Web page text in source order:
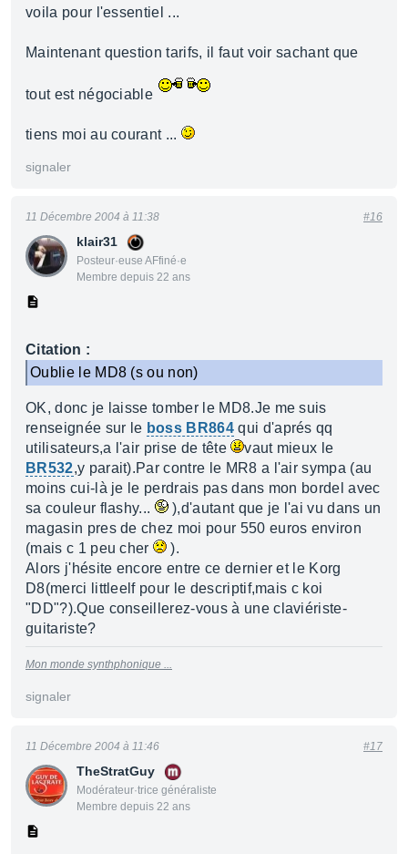
voila pour l'essentiel ...
Maintenant question tarifs, il faut voir sachant que
tout est négociable
tiens moi au courant ...
signaler
klair31
Posteur·euse AFfiné·e
Membre depuis 22 ans
11 Décembre 2004 à 11:38 #16
Citation :
Oublie le MD8 (s ou non)
OK, donc je laisse tomber le MD8.Je me suis
renseignée sur le boss BR864qui d'aprés qq
utilisateurs,a l'air prise de tête
vaut mieux le
BR532,y parait).Par contre le MR8 a l'air sympa (au
moins cui-là je le perdrais pas dans mon bordel avec
sa couleur flashy...
),d'autant que je l'ai vu dans un
magasin pres de chez moi pour 550 euros environ
(mais c 1 peu cher
).
Alors j'hésite encore entre ce dernier et le Korg
D8(merci littleelf pour le descriptif,mais c koi
"DD"?).Que conseillerez-vous à une claviériste-
guitariste?
Mon monde synthphonique ...
signaler
TheStratGuy
Modérateur·trice généraliste
Membre depuis 22 ans
11 Décembre 2004 à 11:46 #17